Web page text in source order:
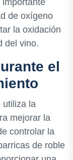
de oxígeno
la oxidación
del vino.
el
utiliza la
mejorar la
controlar la
de roble